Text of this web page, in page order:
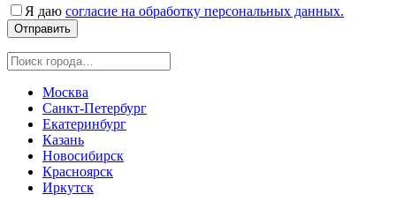
Я даю согласие на обработку персональных данных.
Москва
Санкт-Петербург
Екатеринбург
Казань
Новосибирск
Красноярск
Иркутск